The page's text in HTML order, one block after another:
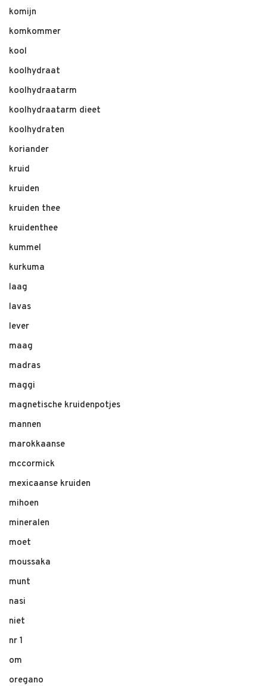
komijn
komkommer
kool
koolhydraat
koolhydraatarm
koolhydraatarm dieet
koolhydraten
koriander
kruid
kruiden
kruiden thee
kruidenthee
kummel
kurkuma
laag
lavas
lever
maag
madras
maggi
magnetische kruidenpotjes
mannen
marokkaanse
mccormick
mexicaanse kruiden
mihoen
mineralen
moet
moussaka
munt
nasi
niet
nr 1
om
oregano